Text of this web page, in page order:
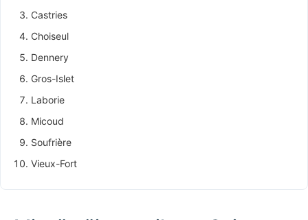
Castries
Choiseul
Dennery
Gros-Islet
Laborie
Micoud
Soufrière
Vieux-Fort